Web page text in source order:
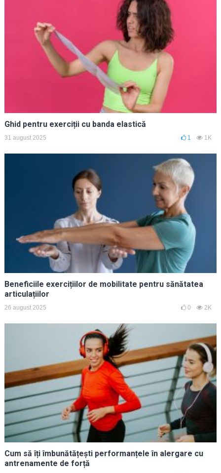
Ghid pentru exerciții cu banda elastică
31 august 2025 1 1K
Beneficiile exercițiilor de mobilitate pentru sănătatea
articulațiilor
26 august 2025 0 2K
Cum să îți îmbunătățești performanțele în alergare cu
antrenamente de forță